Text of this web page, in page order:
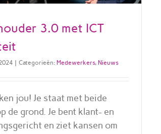
3.0 met ICT
| Categorieën: Medewerkers, Nieuws
jou! Je staat met beide
de grond. Je bent klant- en
en ziet kansen om